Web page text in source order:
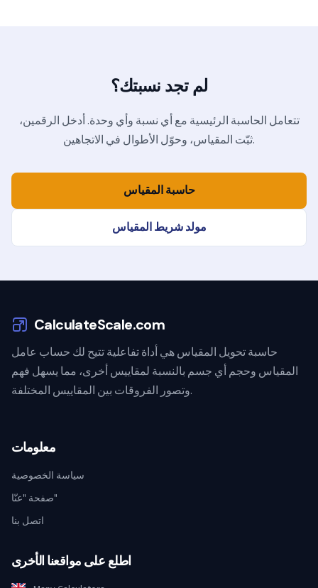
لم تجد نسبتك؟
تتعامل الحاسبة الرئيسية مع أي نسبة وأي وحدة. أدخل الرقمين،
ثبّت المقياس، وحوّل الأطوال في الاتجاهين.
حاسبة المقياس
مولد شريط المقياس
CalculateScale.com
حاسبة تحويل المقياس هي أداة تفاعلية تتيح لك حساب عامل
المقياس وحجم أي جسم بالنسبة لمقاييس أخرى، مما يسهل فهم
وتصور الفروقات بين المقاييس المختلفة.
معلومات
سياسة الخصوصية
صفحة "عنّا"
اتصل بنا
اطلع على مواقعنا الأخرى